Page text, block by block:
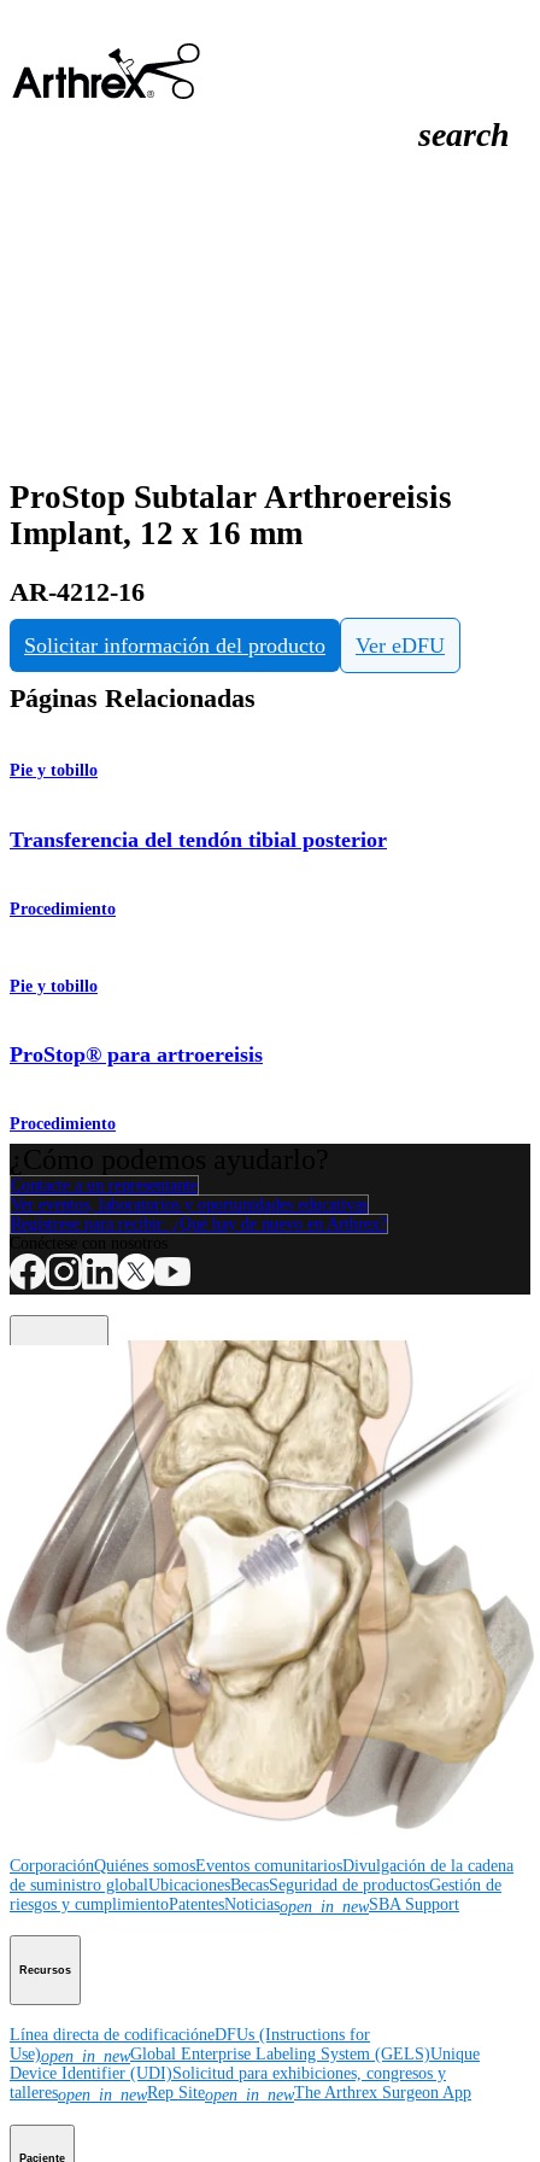
search
ProStop Subtalar Arthroereisis
Implant, 12 x 16 mm
AR-4212-16
Solicitar información del producto Ver eDFU
Páginas Relacionadas
Pie y tobillo
Transferencia del tendón tibial posterior
Procedimiento
Pie y tobillo
ProStop® para artroereisis
Procedimiento
Contacte a un representante
Ver eventos, laboratorios y oportunidades educativas
Regístrese para recibir: ¿Qué hay de nuevo en Arthrex?
CodoMano y muñeca Pie y
OrtobiológicosCirugía cardiotorácicaColumna vertebral
Producto
Hombro Rodilla Codo Mano y muñecaPie y tobilloCaderaOrtobiológicos
Cirugía cardiotorácica Columna vertebral Imagen y resección
Educación médica
Educación médica Descripción de cursos Calendario de cursosArthroLab™ -
UbicacionesNuestro departamento de educación médicaOrthoPedia
CorporaciónQuiénes somosEventos comunitariosDivulgación de la cadena
de suministro globalUbicacionesBecasSeguridad de productosGestión de
riesgos y cumplimientoPatentesNoticiasopen_in_newSBA Support
Recursos
Línea directa de codificacióneDFUs (Instructions for
Use)open_in_newGlobal Enterprise Labeling System (GELS)Unique
Device Identifier (UDI)Solicitud para exhibiciones, congresos y
talleresopen_in_newRep Siteopen_in_newThe Arthrex Surgeon App
Paciente